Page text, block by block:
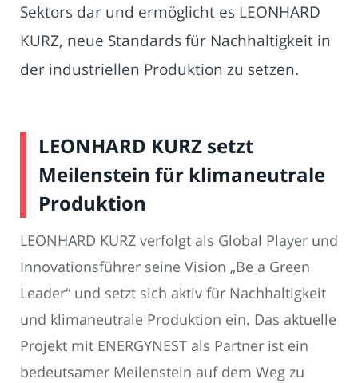
Sektors dar und ermöglicht es LEONHARD
KURZ, neue Standards für Nachhaltigkeit in
der industriellen Produktion zu setzen.
LEONHARD KURZ setzt
Meilenstein für klimaneutrale
Produktion
LEONHARD KURZ verfolgt als Global Player und
Innovationsführer seine Vision „Be a Green
Leader“ und setzt sich aktiv für Nachhaltigkeit
und klimaneutrale Produktion ein. Das aktuelle
Projekt mit ENERGYNEST als Partner ist ein
bedeutsamer Meilenstein auf dem Weg zu